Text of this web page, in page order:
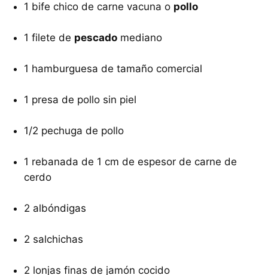
1 bife chico de carne vacuna o pollo
1 filete de pescado mediano
1 hamburguesa de tamaño comercial
1 presa de pollo sin piel
1/2 pechuga de pollo
1 rebanada de 1 cm de espesor de carne de
cerdo
2 albóndigas
2 salchichas
2 lonjas finas de jamón cocido